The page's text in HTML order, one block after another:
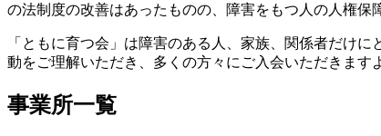
の法制度の改善はあったものの、障害をもつ人の人権保
「ともに育つ会」は障害のある人、家族、関係者だけ
動をご理解いただき、多くの方々にご入会いただきます
事業所一覧